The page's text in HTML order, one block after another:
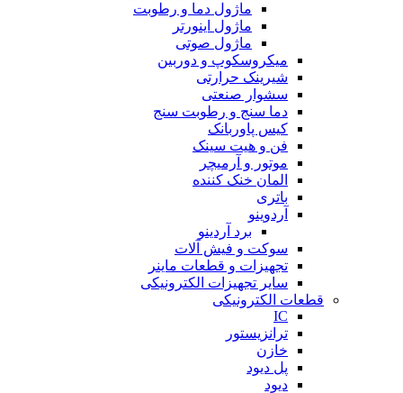
ماژول دما و رطوبت
ماژول اینورتر
ماژول صوتی
میکروسکوپ و دوربین
شیرینک حرارتی
سشوار صنعتی
دما سنج و رطوبت سنج
کیس پاوربانک
فن و هیت سینک
موتور و آرمیچر
المان خنک کننده
باتری
آردوینو
برد آردینو
سوکت و فیش آلات
تجهیزات و قطعات ماینر
سایر تجهیزات الکترونیکی
قطعات الکترونیکی
IC
ترانزیستور
خازن
پل دیود
دیود